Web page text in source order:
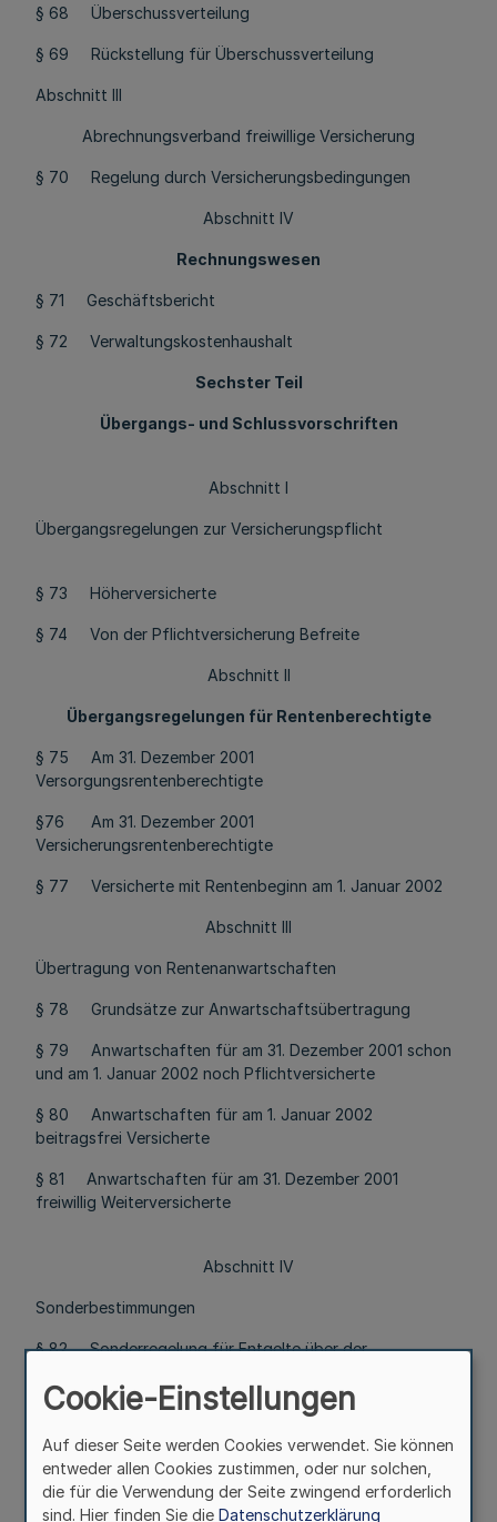
§ 68 Überschussverteilung
§ 69 Rückstellung für Überschussverteilung
Abschnitt III
Abrechnungsverband freiwillige Versicherung
§ 70 Regelung durch Versicherungsbedingungen
Abschnitt IV
Rechnungswesen
§ 71 Geschäftsbericht
§ 72 Verwaltungskostenhaushalt
Sechster Teil
Übergangs- und Schlussvorschriften
Abschnitt I
Übergangsregelungen zur Versicherungspflicht
§ 73 Höherversicherte
§ 74 Von der Pflichtversicherung Befreite
Abschnitt II
Übergangsregelungen für Rentenberechtigte
§ 75 Am 31. Dezember 2001
Versorgungsrentenberechtigte
§76 Am 31. Dezember 2001
Versicherungsrentenberechtigte
§ 77 Versicherte mit Rentenbeginn am 1. Januar 2002
Abschnitt III
Übertragung von Rentenanwartschaften
§ 78 Grundsätze zur Anwartschaftsübertragung
§ 79 Anwartschaften für am 31. Dezember 2001 schon
und am 1. Januar 2002 noch Pflichtversicherte
§ 80 Anwartschaften für am 1. Januar 2002
beitragsfrei Versicherte
§ 81 Anwartschaften für am 31. Dezember 2001
freiwillig Weiterversicherte
Abschnitt IV
Sonderbestimmungen
§ 82 Sonderregelung für Entgelte über der
§ 82a Sonderregelung für die Berücksichtigung von
Altersvorsorgezulagen
§ 83 Sonderregelung für Beschäftigte im
Beitrittsgebiet
Cookie-Einstellungen
Auf dieser Seite werden Cookies verwendet. Sie können
entweder allen Cookies zustimmen, oder nur solchen,
die für die Verwendung der Seite zwingend erforderlich
sind. Hier finden Sie die Datenschutzerklärung